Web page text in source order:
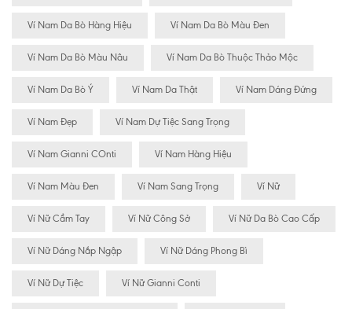
Ví Nam Da Bò Hàng Hiệu Ví Nam Da Bò Màu Đen
Ví Nam Da Bò Màu Nâu Ví Nam Da Bò Thuộc Thảo Mộc
Ví Nam Da Bò Ý Ví Nam Da Thật Ví Nam Dáng Đứng
Ví Nam Đẹp Ví Nam Dự Tiệc Sang Trọng
Ví Nam Gianni COnti Ví Nam Hàng Hiệu
Ví Nam Màu Đen Ví Nam Sang Trọng Ví Nữ
Ví Nữ Cầm Tay Ví Nữ Công Sở Ví Nữ Da Bò Cao Cấp
Ví Nữ Dáng Nắp Ngập Ví Nữ Dáng Phong Bì
Ví Nữ Dự Tiệc Ví Nữ Gianni Conti